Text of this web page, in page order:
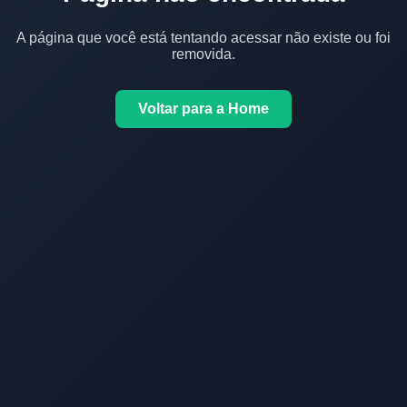
A página que você está tentando acessar não existe ou foi
removida.
Voltar para a Home